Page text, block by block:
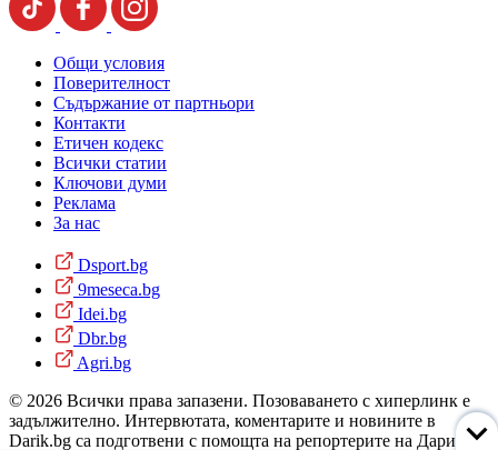
Общи условия
Поверителност
Съдържание от партньори
Контакти
Етичен кодекс
Всички статии
Ключови думи
Реклама
За нас
Dsport.bg
9meseca.bg
Idei.bg
Dbr.bg
Agri.bg
© 2026 Всички права запазени. Позоваването с хиперлинк е
задължително. Интервютата, коментарите и новините в
Darik.bg са подготвени с помощта на репортерите на Дарик